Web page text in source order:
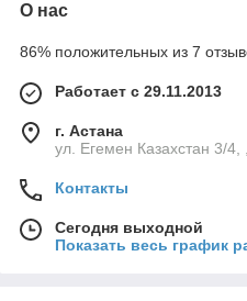
О нас
86% положительных из 7
Работает с 29.11.2013
г. Астана
ул. Егемен Казахстан 3/4,
Контакты
Сегодня выходной
Показать весь график